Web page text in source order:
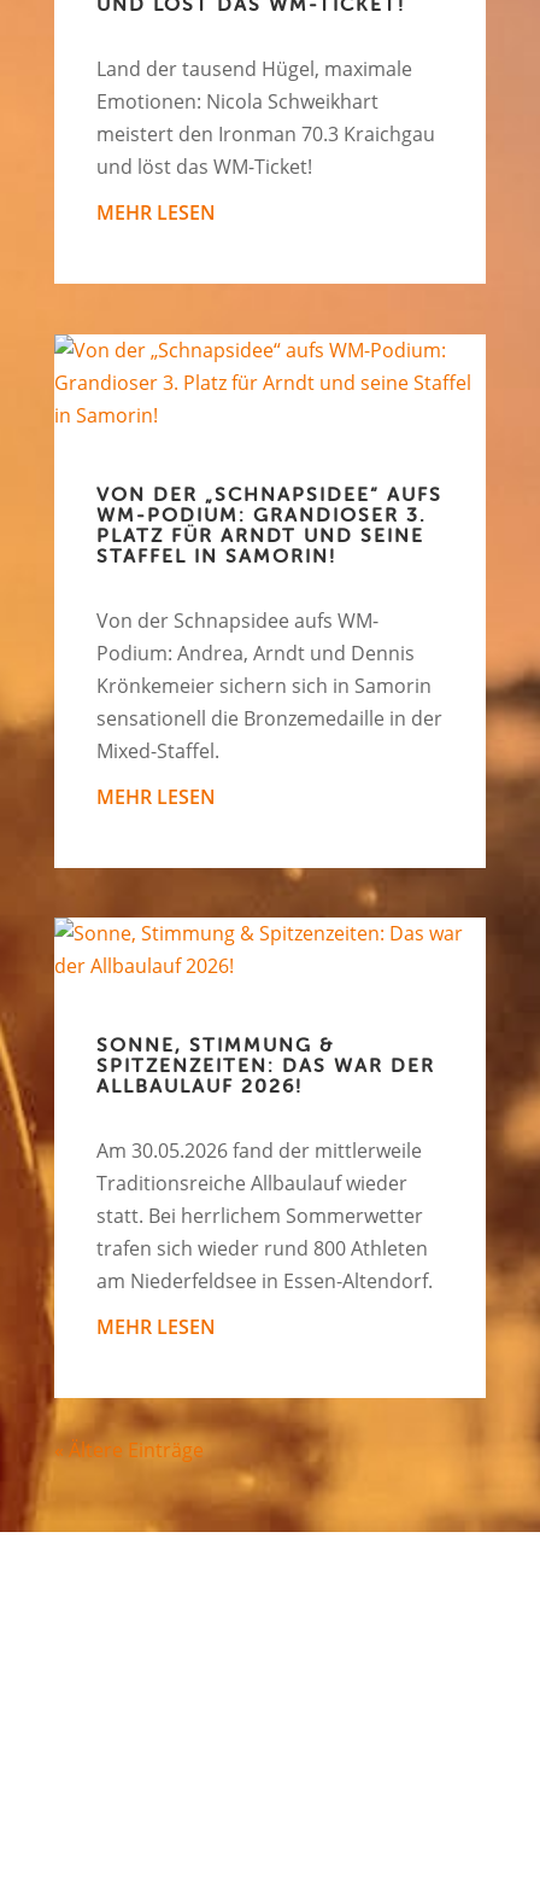
UND LÖST DAS WM-TICKET!
Land der tausend Hügel, maximale
Emotionen: Nicola Schweikhart
meistert den Ironman 70.3 Kraichgau
und löst das WM-Ticket!
MEHR LESEN
VON DER „SCHNAPSIDEE“ AUFS
WM-PODIUM: GRANDIOSER 3.
PLATZ FÜR ARNDT UND SEINE
STAFFEL IN SAMORIN!
Von der Schnapsidee aufs WM-
Podium: Andrea, Arndt und Dennis
Krönkemeier sichern sich in Samorin
sensationell die Bronzemedaille in der
Mixed-Staffel.
MEHR LESEN
SONNE, STIMMUNG &
SPITZENZEITEN: DAS WAR DER
ALLBAULAUF 2026!
Am 30.05.2026 fand der mittlerweile
Traditionsreiche Allbaulauf wieder
statt. Bei herrlichem Sommerwetter
trafen sich wieder rund 800 Athleten
am Niederfeldsee in Essen-Altendorf.
MEHR LESEN
« Ältere Einträge